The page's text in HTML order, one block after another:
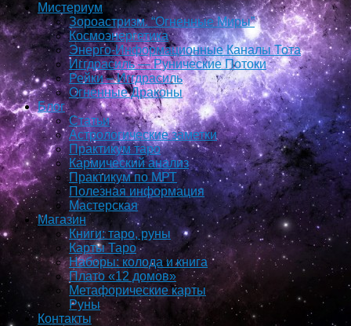
Мистериум
Зороастризм. “Огненные Миры”
Космоэнергетика
Энерго-Информационные Каналы Тота
Иггдрасиль — Рунические Потоки
Рейки – Иггдрасиль
Огненные Драконы
Блог
Статьи
Астрологические заметки
Практикум таро
Кармический анализ
Практикум по МРТ
Полезная информация
Мастерская
Магазин
Книги: таро, руны
Карты Таро
Наборы: колода и книга
Плато «12 домов»
Метафорические карты
Руны
Контакты